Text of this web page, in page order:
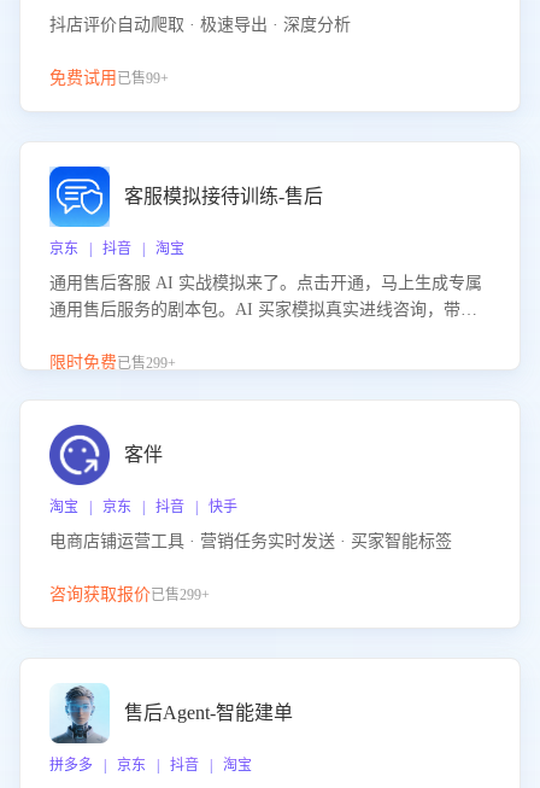
抖店评价自动爬取 · 极速导出 · 深度分析
免费试用 已售99+
客服模拟接待训练-售后
京东 | 抖音 | 淘宝
通用售后客服 AI 实战模拟来了。点击开通，马上生成专属
通用售后服务的剧本包。AI 买家模拟真实进线咨询，带您
的应对要点，轻松提升服务能力。
限时免费已售299+
客伴
淘宝 | 京东 | 抖音 | 快手
电商店铺运营工具 · 营销任务实时发送 · 买家智能标签
咨询获取报价已售299+
售后Agent-智能建单
拼多多 | 京东 | 抖音 | 淘宝